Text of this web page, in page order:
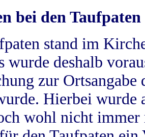
bei den Taufpaten
stand im
wurde deshalb
zur
Hierbei wurde
wohl nicht